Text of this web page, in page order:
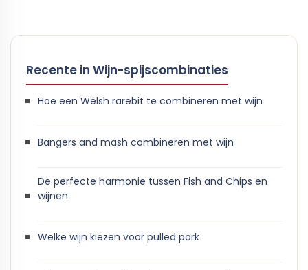
Recente in Wijn-spijscombinaties
Hoe een Welsh rarebit te combineren met wijn
Bangers and mash combineren met wijn
De perfecte harmonie tussen Fish and Chips en
wijnen
Welke wijn kiezen voor pulled pork